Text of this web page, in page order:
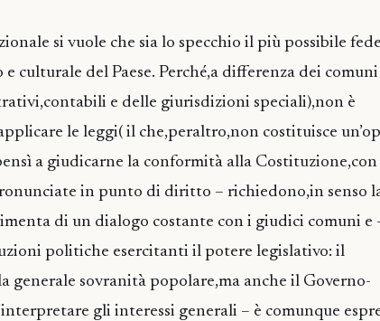
si vuole che sia lo specchio il più possibile
culturale del Paese. Perché,a differenza dei
e delle giurisdizioni speciali),non è
le leggi( il che,peraltro,non costituisce
a giudicarne la conformità alla Costituzione,con
in punto di diritto – richiedono,in senso
di un dialogo costante con i giudici comuni e
politiche esercitanti il potere legislativo: il
generale sovranità popolare,ma anche il Governo-
gli interessi generali – è comunque